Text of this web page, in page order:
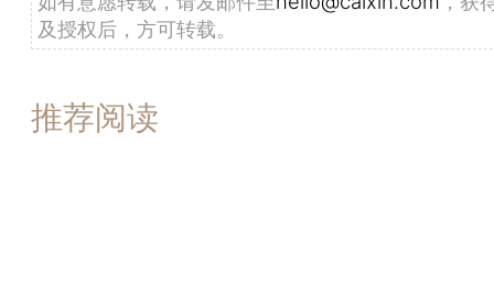
及授权后，方可转载。
推荐阅读